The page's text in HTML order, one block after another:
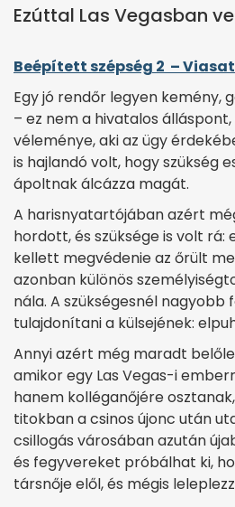
Ezúttal Las Vegasban
Beépített szépség 2 – Viasat3
Egy jó rendőr legyen kemény,
– ez nem a hivatalos
véleménye, aki az ügy
is hajlandó volt, hogy szükség
ápoltnak álcázza magát.
A harisnyatartójában azért
hordott, és szüksége is volt rá:
kellett megvédenie az őrült
azonban különös
nála. A szükségesnél
tulajdonítani a külsejének:
Annyi azért még maradt
amikor egy Las Vegas-i
hanem kolléganőjére
titokban a csinos újonc után
csillogás városában azután
és fegyvereket próbálhat ki,
társnője elől, és mégis